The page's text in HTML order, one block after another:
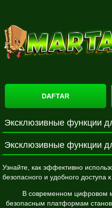
DAFTAR
Эксклюзивные функции
Эксклюзивные функции
Узнайте, как эффективно
безопасного и удобного доступа
В современном цифровом
безопасным платформам